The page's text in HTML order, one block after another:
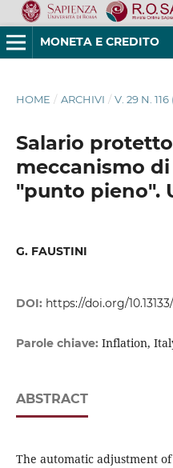
MONETA E CREDITO
HOME / ARCHIVI / V. 29 N. 116
Salario
meccanismo
"punto pieno".
G. FAUSTINI
DOI: https://doi.org/
Parole chiave: Inflation,
ABSTRACT
The automatic adjustment